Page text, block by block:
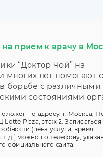
на прием к врачу в
“Доктор Чой” на
многих лет помогают
борьбе с различными
состояниями
по адресу: г. Москва,
Lotte Plaza, этаж 2.
(цена услуги, время
т. д.) можно по телефону,
официального сайта.